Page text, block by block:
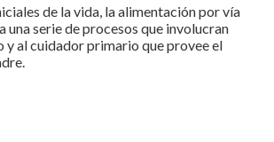
de la vida, la alimentación por vía
una serie de procesos que involucran
y al cuidador primario que provee el